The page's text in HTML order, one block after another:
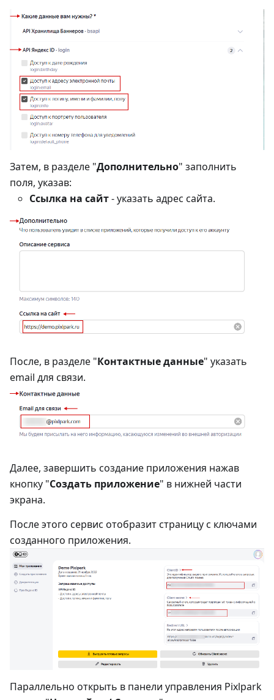
Затем, в разделе "Дополнительно" заполнить
поля, указав:
Ссылка на сайт- указать адрес сайта.
После, в разделе "Контактные данные" указать
email для связи.
Далее, завершить создание приложения нажав
кнопку "Создать приложение" в нижней части
экрана.
После этого сервис отобразит страницу с ключами
созданного приложения.
Параллельно открыть в панели управления Pixlpark